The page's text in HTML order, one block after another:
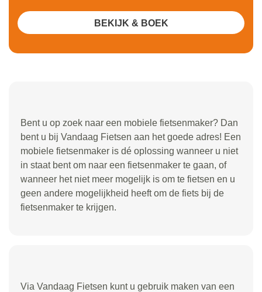
Bent u op zoek naar een mobiele fietsenmaker? Dan
bent u bij Vandaag Fietsen aan het goede adres! Een
mobiele fietsenmaker is dé oplossing wanneer u niet
in staat bent om naar een fietsenmaker te gaan, of
wanneer het niet meer mogelijk is om te fietsen en u
geen andere mogelijkheid heeft om de fiets bij de
fietsenmaker te krijgen.
BEKIJK & BOEK
Via Vandaag Fietsen kunt u gebruik maken van een